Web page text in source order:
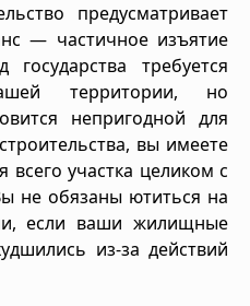
предусматривает
— частичное изъятие
требуется
территории, но
непригодной для
вы имеете
всего участка целиком с
не обязаны ютиться на
если ваши жилищные
из-за действий